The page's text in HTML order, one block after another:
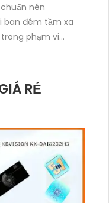
nén
ban đêm tầm xa
phạm vi
RẺ